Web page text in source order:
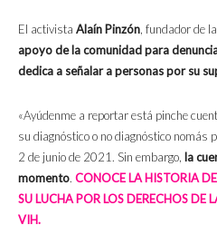
El activista Alaín Pinzón, fundador de
apoyo de la comunidad para
dedica a señalar a personas por su
«Ayúdenme a reportar está pinche
su diagnóstico o no diagnóstico nomás
2 de junio de 2021. Sin embargo, la
momento. CONOCE LA HISTORIA
SU LUCHA POR LOS DERECHOS DE
VIH.